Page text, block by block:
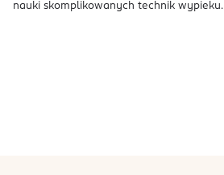
nauki skomplikowanych technik wypieku.